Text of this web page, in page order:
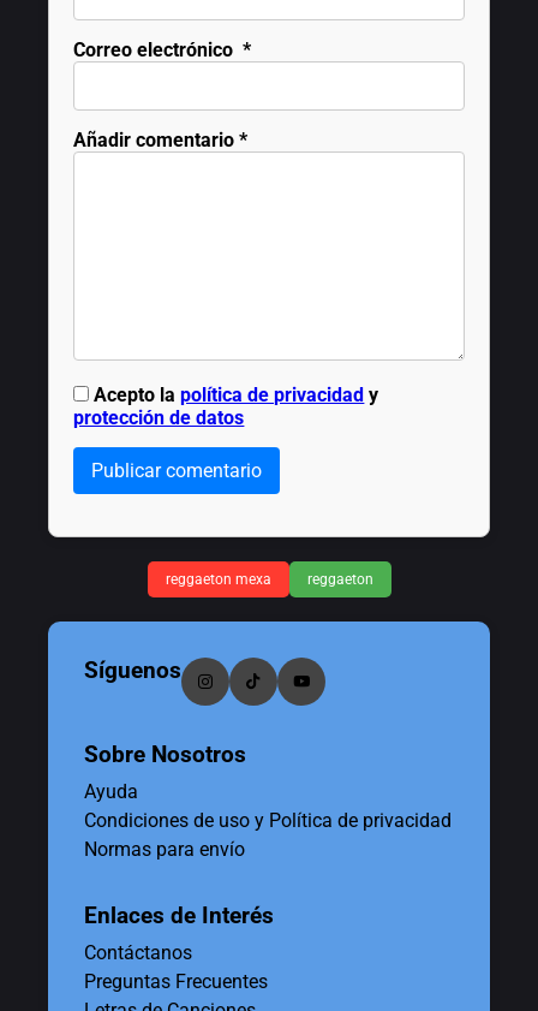
Correo electrónico *
Añadir comentario *
Acepto lapolítica de privacidad y
protección de datos
Publicar comentario
reggaeton mexa reggaeton
Síguenos
Sobre Nosotros
Ayuda
Condiciones de uso y Política de privacidad
Normas para envío
Enlaces de Interés
Contáctanos
Preguntas Frecuentes